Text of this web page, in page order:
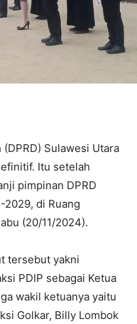
Sulawesi Utara
Itu setelah
pimpinan DPRD
di Ruang
(20/11/2024).
tersebut yakni
PDIP sebagai Ketua
wakil ketuanya yaitu
Golkar, Billy Lombok